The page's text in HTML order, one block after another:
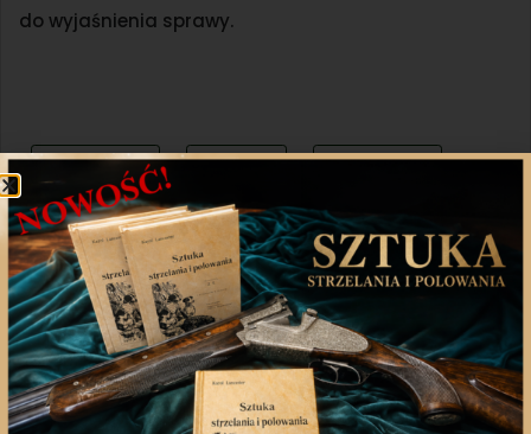
do wyjaśnienia sprawy.
Udostępnij Twitter WhatsApp
Poprzedni artykuł Następny artykuł